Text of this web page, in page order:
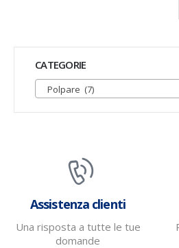
CATEGORIE
Polpare (7)
Assistenza clienti
Una risposta a tutte le tue
domande